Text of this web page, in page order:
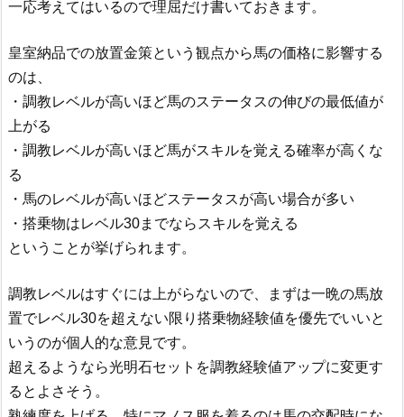
一応考えてはいるので理屈だけ書いておきます。
皇室納品での放置金策という観点から馬の価格に影響する
のは、
・調教レベルが高いほど馬のステータスの伸びの最低値が
上がる
・調教レベルが高いほど馬がスキルを覚える確率が高くな
る
・馬のレベルが高いほどステータスが高い場合が多い
・搭乗物はレベル30までならスキルを覚える
ということが挙げられます。
調教レベルはすぐには上がらないので、まずは一晩の馬放
置でレベル30を超えない限り搭乗物経験値を優先でいいと
いうのが個人的な意見です。
超えるようなら光明石セットを調教経験値アップに変更す
るとよさそう。